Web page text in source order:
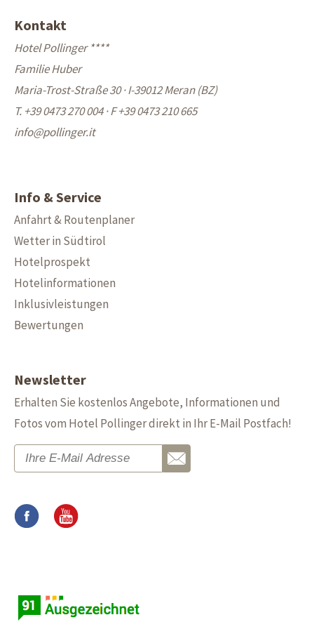
Kontakt
Hotel Pollinger ****
Familie Huber
Maria-Trost-Straße 30 · I-39012 Meran (BZ)
T. +39 0473 270 004·F +39 0473 210 665
info@pollinger.it
Info & Service
Anfahrt & Routenplaner
Wetter in Südtirol
Hotelprospekt
Hotelinformationen
Inklusivleistungen
Bewertungen
Newsletter
Erhalten Sie kostenlos Angebote, Informationen und
Fotos vom Hotel Pollinger direkt in Ihr E-Mail Postfach!